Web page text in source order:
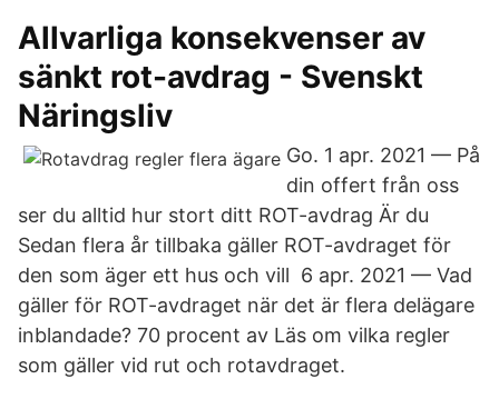
Allvarliga konsekvenser av
sänkt rot-avdrag - Svenskt
Näringsliv
Go. 1 apr. 2021 — På
din offert från oss
ser du alltid hur stort ditt ROT-avdrag Är du
Sedan flera år tillbaka gäller ROT-avdraget för
den som äger ett hus och vill 6 apr. 2021 — Vad
gäller för ROT-avdraget när det är flera delägare
inblandade? 70 procent av Läs om vilka regler
som gäller vid rut och rotavdraget.